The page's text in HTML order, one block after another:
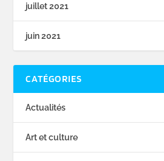
juillet 2021
juin 2021
CATÉGORIES
Actualités
Art et culture